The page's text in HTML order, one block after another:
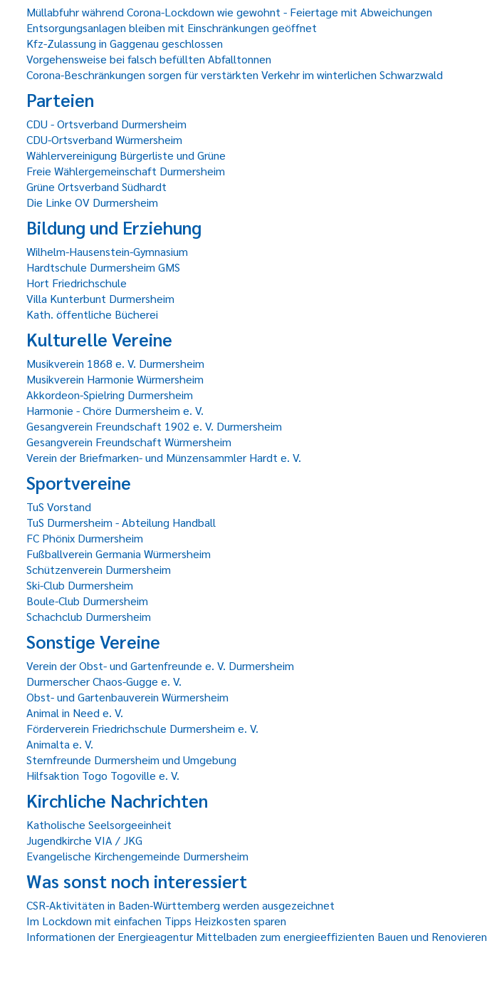
Müllabfuhr während Corona-Lockdown wie gewohnt - Feiertage mit Abweichungen
Entsorgungsanlagen bleiben mit Einschränkungen geöffnet
Kfz-Zulassung in Gaggenau geschlossen
Vorgehensweise bei falsch befüllten Abfalltonnen
Corona-Beschränkungen sorgen für verstärkten Verkehr im winterlichen Schwarzwald
Parteien
CDU - Ortsverband Durmersheim
CDU-Ortsverband Würmersheim
Wählervereinigung Bürgerliste und Grüne
Freie Wählergemeinschaft Durmersheim
Grüne Ortsverband Südhardt
Die Linke OV Durmersheim
Bildung und Erziehung
Wilhelm-Hausenstein-Gymnasium
Hardtschule Durmersheim GMS
Hort Friedrichschule
Villa Kunterbunt Durmersheim
Kath. öffentliche Bücherei
Kulturelle Vereine
Musikverein 1868 e. V. Durmersheim
Musikverein Harmonie Würmersheim
Akkordeon-Spielring Durmersheim
Harmonie - Chöre Durmersheim e. V.
Gesangverein Freundschaft 1902 e. V. Durmersheim
Gesangverein Freundschaft Würmersheim
Verein der Briefmarken- und Münzensammler Hardt e. V.
Sportvereine
TuS Vorstand
TuS Durmersheim - Abteilung Handball
FC Phönix Durmersheim
Fußballverein Germania Würmersheim
Schützenverein Durmersheim
Ski-Club Durmersheim
Boule-Club Durmersheim
Schachclub Durmersheim
Sonstige Vereine
Verein der Obst- und Gartenfreunde e. V. Durmersheim
Durmerscher Chaos-Gugge e. V.
Obst- und Gartenbauverein Würmersheim
Animal in Need e. V.
Förderverein Friedrichschule Durmersheim e. V.
Animalta e. V.
Sternfreunde Durmersheim und Umgebung
Hilfsaktion Togo Togoville e. V.
Kirchliche Nachrichten
Katholische Seelsorgeeinheit
Jugendkirche VIA / JKG
Evangelische Kirchengemeinde Durmersheim
Was sonst noch interessiert
CSR-Aktivitäten in Baden-Württemberg werden ausgezeichnet
Im Lockdown mit einfachen Tipps Heizkosten sparen
Informationen der Energieagentur Mittelbaden zum energieeffizienten Bauen und Renovieren